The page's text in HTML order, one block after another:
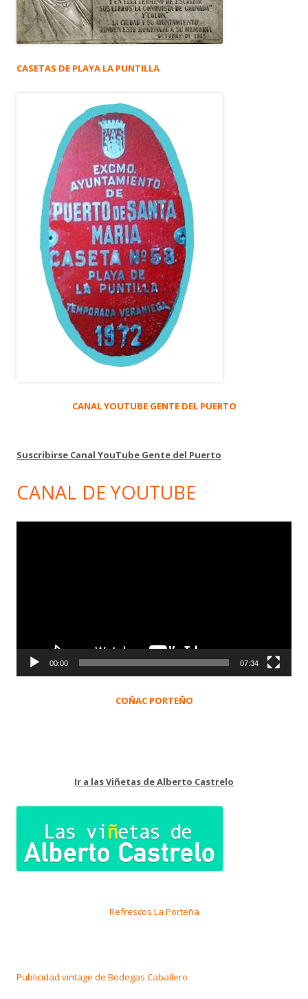
CASETAS DE PLAYA LA PUNTILLA
CANAL YOUTUBE GENTE DEL PUERTO
Suscribirse Canal YouTube Gente del Puerto
CANAL DE YOUTUBE
00:00 07:34
COÑAC PORTEÑO
Ir a las Viñetas de Alberto Castrelo
Refrescos La Porteña
Publicidad vintage de Bodegas Caballero